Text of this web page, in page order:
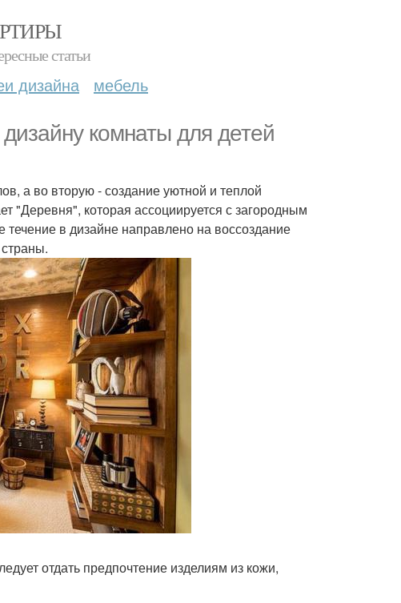
статьи
дизайна мебель
комнаты для детей
а во вторую - создание уютной и теплой
"Деревня", которая ассоциируется с загородным
в дизайне направлено на воссоздание
отдать предпочтение изделиям из кожи,